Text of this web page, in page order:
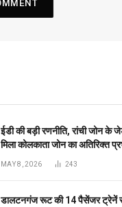
ईडी की बड़ी रणनीति, रांची जोन के
मिला कोलकाता जोन का अतिरिक्त
MAY 8, 2026 243
डालटनगंज रूट की 14 पैसेंजर ट्रेनें